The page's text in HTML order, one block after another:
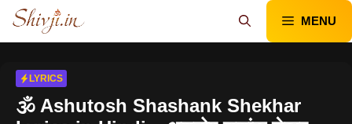
Skip
content
MENU
LYRICS
🕉️ Ashutosh Shashank Shekhar